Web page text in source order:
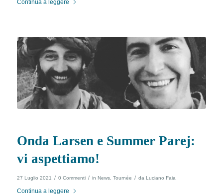
Continua a leggere
Onda Larsen e Summer Parej:
vi aspettiamo!
27 Luglio 2021 / 0 Commenti / in News, Tournée / da Luciano Faia
Continua a leggere